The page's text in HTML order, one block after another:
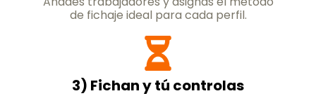
de fichaje ideal para cada perfil.
3) Fichan y tú controlas